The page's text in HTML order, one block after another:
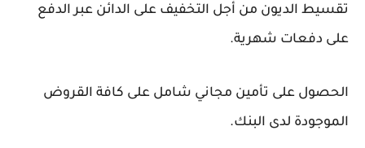
تقسيط الديون من أجل التخفيف على الدائن عبر الدفع
على دفعات شهرية.
الحصول على تأمين مجاني شامل على كافة القروض
الموجودة لدى البنك.